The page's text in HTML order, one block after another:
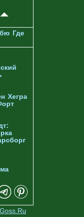
Где
Хегра
Goss.Ru